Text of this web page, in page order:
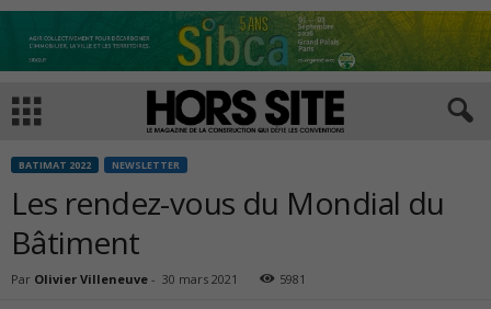
BATIMAT 2022 NEWSLETTER
Les rendez-vous du Mondial du
Bâtiment
Par Olivier Villeneuve - 30 mars 2021 5981